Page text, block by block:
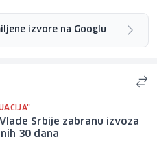
izvore na Googlu
Srbije zabranu izvoza
30 dana